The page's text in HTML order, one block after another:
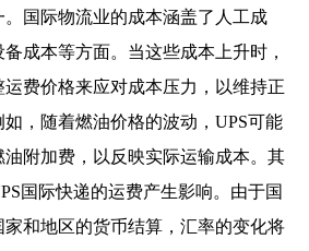
国际物流业的成本涵盖了人工成
成本等方面。当这些成本上升时，
费价格来应对成本压力，以维持正
，随着燃油价格的波动，UPS可能
附加费，以反映实际运输成本。其
国际快递的运费产生影响。由于国
和地区的货币结算，汇率的变化将